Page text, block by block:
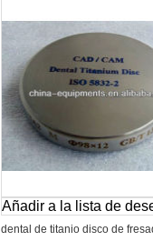
Añadir a la lista de
dental de titanio disco de